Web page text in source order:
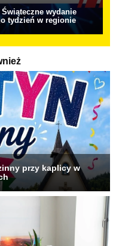
wydanie
tydzień w regionie
przy kaplicy w